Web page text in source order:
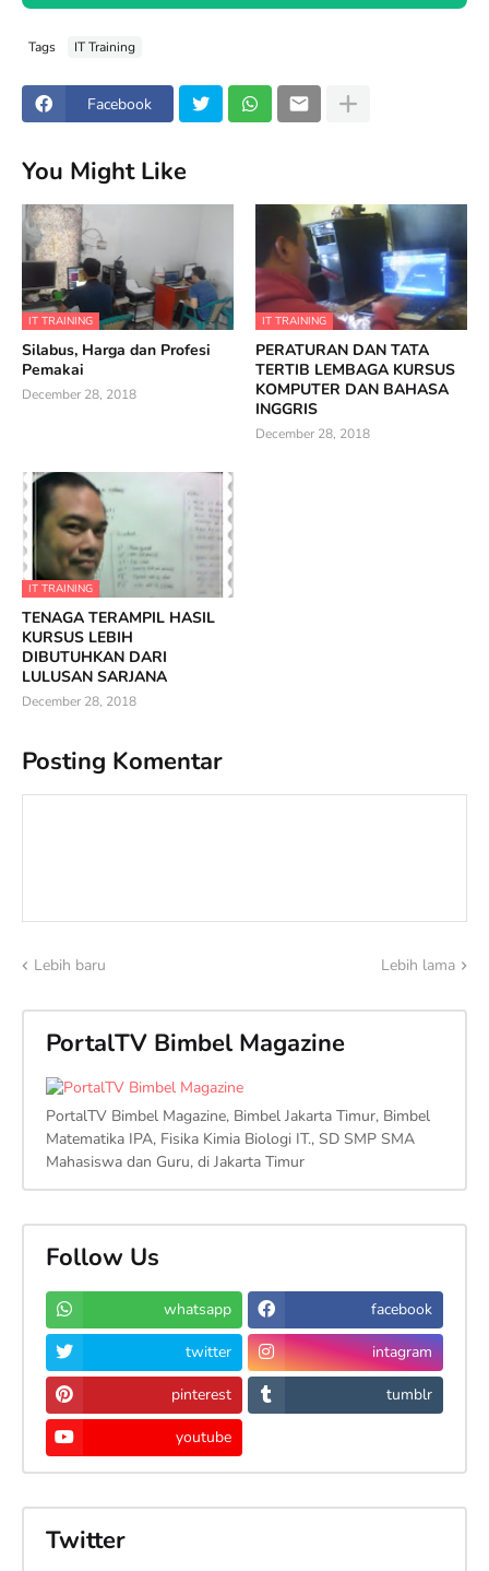
Tags IT Training
Facebook
You Might Like
IT TRAINING
Silabus, Harga dan Profesi
Pemakai
December 28, 2018
IT TRAINING
PERATURAN DAN TATA
TERTIB LEMBAGA KURSUS
KOMPUTER DAN BAHASA
INGGRIS
December 28, 2018
IT TRAINING
TENAGA TERAMPIL HASIL
KURSUS LEBIH
DIBUTUHKAN DARI
LULUSAN SARJANA
December 28, 2018
Posting Komentar
Lebih baru Lebih lama
PortalTV Bimbel Magazine
PortalTV Bimbel Magazine, Bimbel Jakarta Timur, Bimbel
Matematika IPA, Fisika Kimia Biologi IT., SD SMP SMA
Mahasiswa dan Guru, di Jakarta Timur
Follow Us
whatsapp facebook
twitter intagram
pinterest tumblr
youtube
Twitter